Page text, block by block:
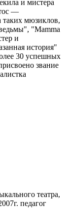
и мистера
—
таких мюзиклов,
"Mamma
и
история"
30 успешных
звание
театра,
педагог